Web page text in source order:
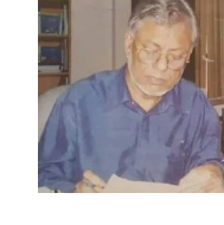
প্রকৌশলী কামরুল
ইঞ্জিনিয়ার